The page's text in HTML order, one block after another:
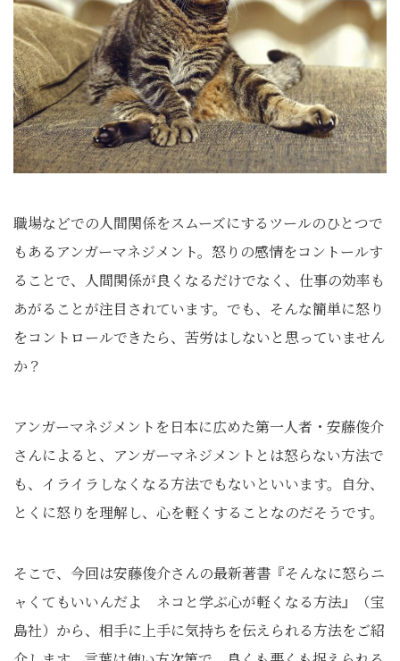
職場などでの人間関係をスムーズにするツールのひとつで
もあるアンガーマネジメント。怒りの感情をコントールす
ることで、人間関係が良くなるだけでなく、仕事の効率も
あがることが注目されています。でも、そんな簡単に怒り
をコントロールできたら、苦労はしないと思っていません
か？
アンガーマネジメントを日本に広めた第一人者・安藤俊介
さんによると、アンガーマネジメントとは怒らない方法で
も、イライラしなくなる方法でもないといいます。自分、
とくに怒りを理解し、心を軽くすることなのだそうです。
そこで、今回は安藤俊介さんの最新著書『そんなに怒らニ
ャくてもいいんだよ ネコと学ぶ心が軽くなる方法』（宝
島社）から、相手に上手に気持ちを伝えられる方法をご紹